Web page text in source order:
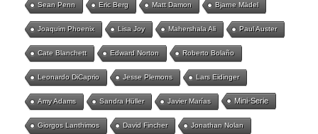
Sean Penn Eric Berg Matt Damon Bjarne Mädel
Joaquim Phoenix Lisa Joy Mahershala Ali Paul Auster
Cate Blanchett Edward Norton Roberto Bolaño
Leonardo DiCaprio Jesse Plemons Lars Eidinger
Amy Adams Sandra Hüller Javier Marías Mini-Serie
Giorgos Lanthimos David Fincher Jonathan Nolan